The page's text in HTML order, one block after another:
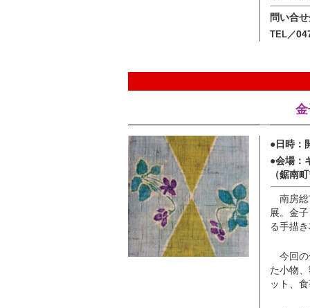
問い合
TEL／
●日時：
●会場：
（鋸南
南房総
展。金
る手描
今回の
た小物
ット、